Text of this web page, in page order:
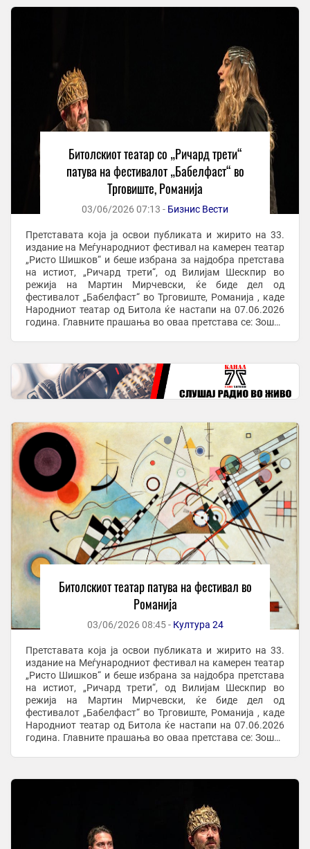
Битолскиот театар со „Ричард трети“
патува на фестивалот „Бабелфаст“ во
Трговиште, Романија
03/06/2026 07:13 - Бизнис Вести
Претставата која ја освои публиката и жирито на 33.
издание на Меѓународниот фестивал на камерен театар
„Ристо Шишков“ и беше избрана за најдобра претстава
на истиот, „Ричард трети“, од Вилијам Шескпир во
режија на Мартин Мирчевски, ќе биде дел од
фестивалот „Бабелфаст“ во Трговиште, Романија , каде
Народниот театар од Битола ќе настапи на 07.06.2026
година. Главните прашања во оваа претстава се: Зошто
Битолскиот театар патува на фестивал во
Романија
03/06/2026 08:45 - Култура 24
Претставата која ја освои публиката и жирито на 33.
издание на Меѓународниот фестивал на камерен театар
„Ристо Шишков“ и беше избрана за најдобра претстава
на истиот, „Ричард трети“, од Вилијам Шескпир во
режија на Мартин Мирчевски, ќе биде дел од
фестивалот „Бабелфаст“ во Трговиште, Романија , каде
Народниот театар од Битола ќе настапи на 07.06.2026
година. Главните прашања во оваа претстава се: Зошто